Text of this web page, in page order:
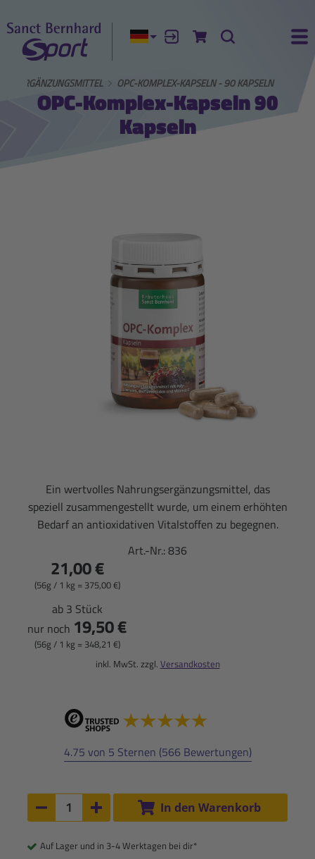
Aktuelle Sprache:
AnmeldenZum Warenkorb
Suche
OPC-KOMPLEX-KAPSELN - 90 KAPSELN
OPC-Komplex-Kapseln 90
Kapseln
Ein wertvolles Nahrungsergänzungsmittel, das
speziell zusammengestellt wurde, um einem erhöhten
Bedarf an antioxidativen Vitalstoffen zu begegnen.
Art.-Nr.:836
21,00 €
(56g / 1 kg = 375,00 €)
ab 3 Stück
nur noch 19,50 €
(56g / 1 kg = 348,21 €)
inkl. MwSt. zzgl. Versandkosten
4.75 von 5 Sternen (566 Bewertungen)
Anzahl:
Anzahl um 1 verringern
Anzahl um 1 erhöhen
In den Warenkorb
Auf Lager und in 3-4 Werktagen bei dir*